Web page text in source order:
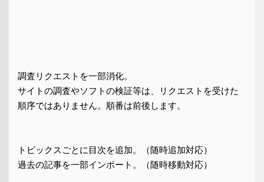
調査リクエストを一部消化。
サイトの調査やソフトの検証等は、リクエストを受けた
順序ではありません。順番は前後します。
トピックスごとに目次を追加。（随時追加対応）
過去の記事を一部インポート。（随時移動対応）